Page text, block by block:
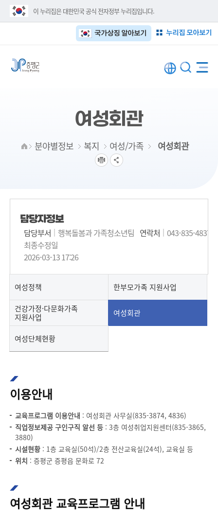
이 누리집은 대한민국 공식 전자정부 누리집입니다.
누리집 모아보기
국가상징 알아보기
여성회관
분야별정보 복지 여성/가족 여성회관
담당자정보
담당부서
행복돌봄과 가족청소년팀 연락처
043-835-4837
최종수정일
2026-03-13 17:26
여성정책
한부모가족 지원사업
건강가정·다문화가족
지원사업
여성회관
여성단체현황
이용안내
교육프로그램 이용안내 : 여성회관 사무실(835-3874, 4836)
직업정보제공 구인구직 알선 등 : 3층 여성취업지원센터(835-3865,
3880)
시설현황 : 1층 교육실(50석)/2층 전산교육실(24석), 교육실 등
위치 : 증평군 증평읍 문화로 72
여성회관 교육프로그램 안내